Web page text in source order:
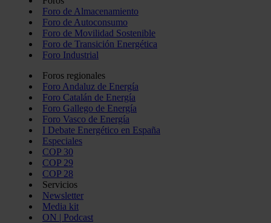
Foro de Almacenamiento
Foro de Autoconsumo
Foro de Movilidad Sostenible
Foro de Transición Energética
Foro Industrial
Foros regionales
Foro Andaluz de Energía
Foro Catalán de Energía
Foro Gallego de Energía
Foro Vasco de Energía
I Debate Energético en España
Especiales
COP 30
COP 29
COP 28
Servicios
Newsletter
Media kit
ON | Podcast